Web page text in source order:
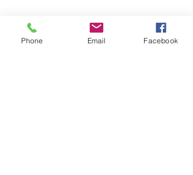
Phone Email Facebook